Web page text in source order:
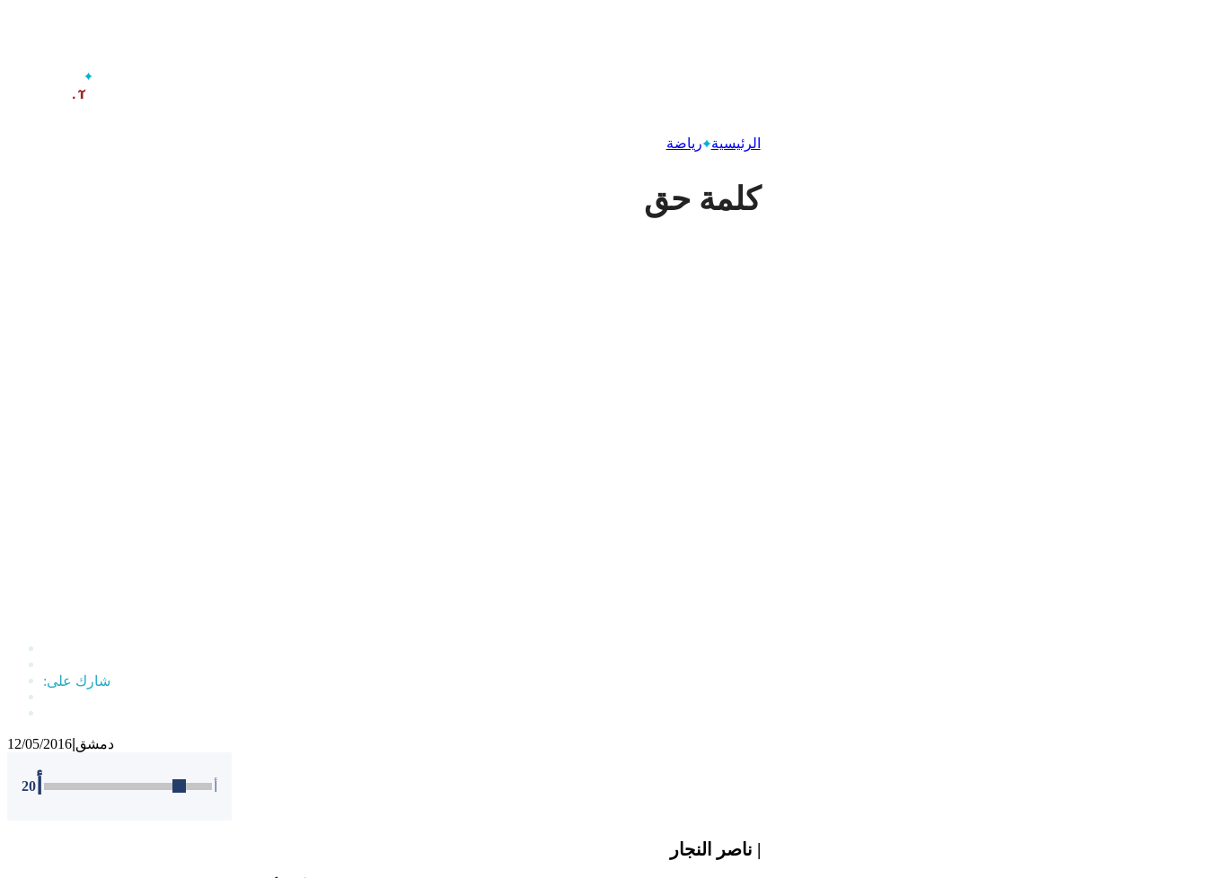
‫آخر
الرئيسية رياضة
كلمة حق
12/05/2016 دمشق
20
| ناصر النجار